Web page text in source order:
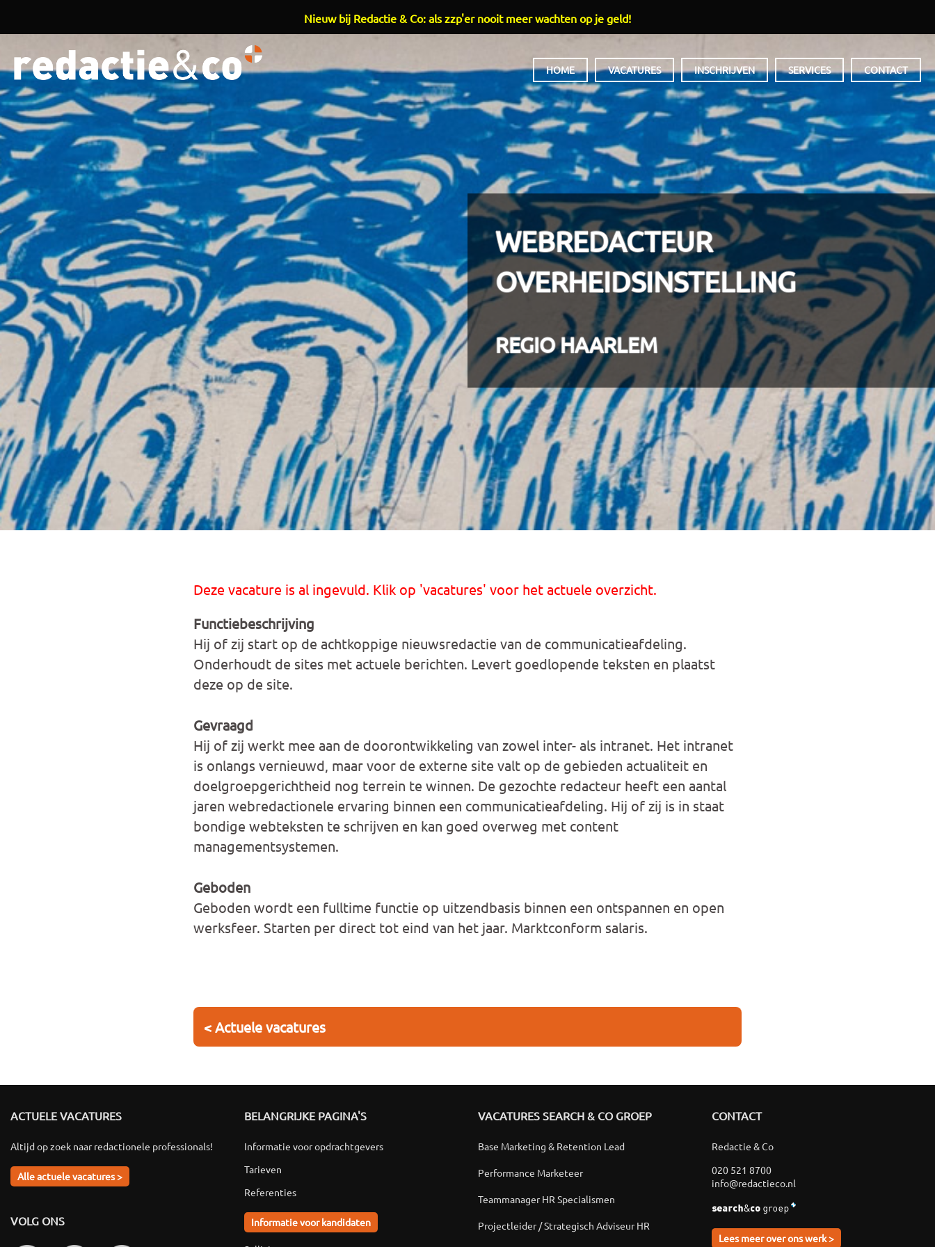
Overslaan en naar de inhoud gaan
HOOFDMENU HOME VACATURES INSCHRIJVEN SERVICES CONTACT
WEBREDACTEUR
OVERHEIDSINSTELLING
REGIO HAARLEM
Deze vacature is al ingevuld. Klik op 'vacatures' voor het actuele overzicht.
Functiebeschrijving
Hij of zij start op de achtkoppige nieuwsredactie van de communicatieafdeling.
Onderhoudt de sites met actuele berichten. Levert goedlopende teksten en plaatst
deze op de site.
Gevraagd
Hij of zij werkt mee aan de doorontwikkeling van zowel inter- als intranet. Het intranet
is onlangs vernieuwd, maar voor de externe site valt op de gebieden actualiteit en
doelgroepgerichtheid nog terrein te winnen. De gezochte redacteur heeft een aantal
jaren webredactionele ervaring binnen een communicatieafdeling. Hij of zij is in staat
bondige webteksten te schrijven en kan goed overweg met content
managementsystemen.
Geboden
Geboden wordt een fulltime functie op uitzendbasis binnen een ontspannen en open
werksfeer. Starten per direct tot eind van het jaar. Marktconform salaris.
< Actuele vacatures
ACTUELE VACATURES
Altijd op zoek naar redactionele professionals!
Alle actuele vacatures >
VOLG ONS
BELANGRIJKE PAGINA'S
Informatie voor opdrachtgevers
Tarieven
Referenties
Informatie voor kandidaten
VACATURES SEARCH & CO GROEP
Base Marketing & Retention Lead
Performance Marketeer
Teammanager HR Specialismen
Projectleider / Strategisch Adviseur HR
CONTACT
Redactie & Co
020 521 8700
info@redactieco.nl
Lees meer over ons werk >
Nieuw bij Redactie & Co: als zzp'er nooit meer wachten op je geld!